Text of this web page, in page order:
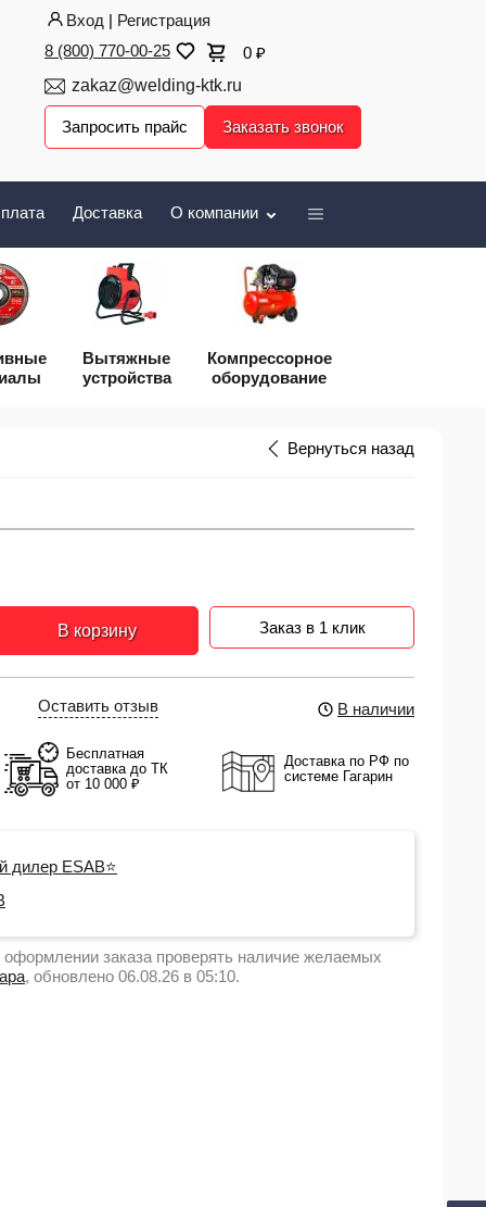
Вход | Регистрация
8 (800) 770-00-25
0 ₽
zakaz@welding-ktk.ru
Запросить прайс Заказать звонок
Доставка О компании
Вытяжные
устройства
Компрессорное
оборудование
Вернуться назад
В корзину Заказ в 1 клик
Оставить отзыв В наличии
Бесплатная
доставка до ТК
от 10 000 ₽
Доставка по РФ по
системе Гагарин
дилер ESAB⭐
заказа проверять наличие желаемых
, обновлено 06.08.26 в 05:10.